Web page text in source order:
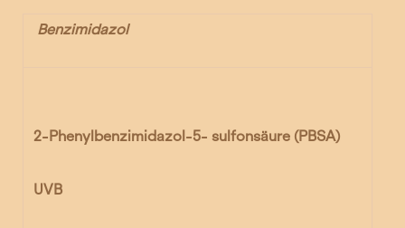
Benzimidazol
2-Phenylbenzimidazol-5- sulfonsäure (PBSA)
UVB